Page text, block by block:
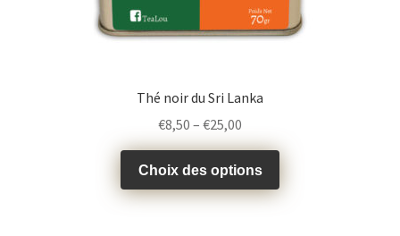
Thé noir du Sri Lanka
€8,50 – €25,00
Choix des options